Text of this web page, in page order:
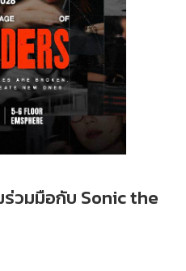
ร่วมมือกับ Sonic the